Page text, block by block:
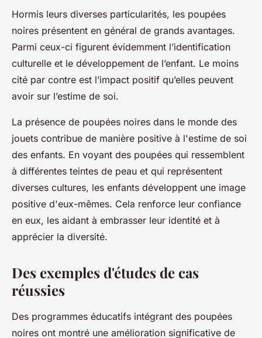
Hormis leurs diverses particularités, les poupées
noires présentent en général de grands avantages.
Parmi ceux-ci figurent évidemment l’identification
culturelle et le développement de l’enfant. Le moins
cité par contre est l’impact positif qu’elles peuvent
avoir sur l’estime de soi.
La présence de poupées noires dans le monde des
jouets contribue de manière positive à l'estime de soi
des enfants. En voyant des poupées qui ressemblent
à différentes teintes de peau et qui représentent
diverses cultures, les enfants développent une image
positive d'eux-mêmes. Cela renforce leur confiance
en eux, les aidant à embrasser leur identité et à
apprécier la diversité.
Des exemples d'études de cas
réussies
Des programmes éducatifs intégrant des poupées
noires ont montré une amélioration significative de